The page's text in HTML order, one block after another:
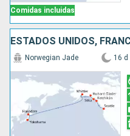
Comidas incluidas
ESTADOS UNIDOS,
Norwegian Jade 16 d